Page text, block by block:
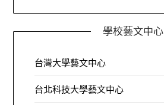
學校藝文中心
台灣大學藝文中心
台北科技大學藝文中心